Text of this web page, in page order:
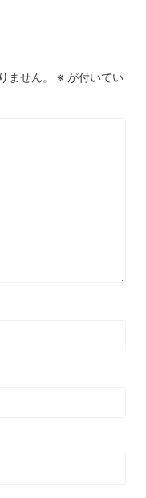
ません。 ※ が付いてい